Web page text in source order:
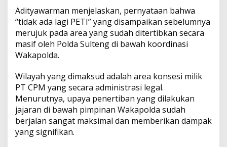
n
y
a
t
a
W
a
k
a
p
o
Adityawarman menjelaskan, pernyataan bahwa
“tidak ada lagi PETI” yang disampaikan sebelumnya
merujuk pada area yang sudah ditertibkan secara
masif oleh Polda Sulteng di bawah koordinasi
Wakapolda.
Wilayah yang dimaksud adalah area konsesi milik
PT CPM yang secara administrasi legal.
Menurutnya, upaya penertiban yang dilakukan
jajaran di bawah pimpinan Wakapolda sudah
berjalan sangat maksimal dan memberikan dampak
yang signifikan.